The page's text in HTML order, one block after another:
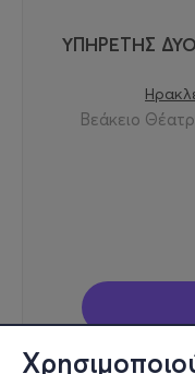
ΥΠΗΡΕΤΗΣ
Βεάκειο